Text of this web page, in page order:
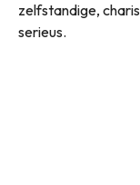
zelfstandige,
serieus.